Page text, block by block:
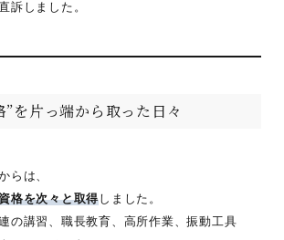
訴しました。
”を片っ端から取った日々
らは、
格を次々と取得しました。
の講習、職長教育、高所作業、振動工具